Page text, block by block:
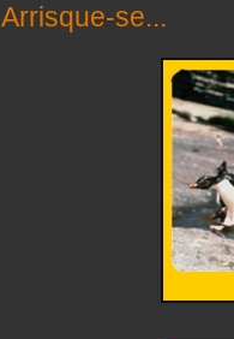
Arrisque-se...